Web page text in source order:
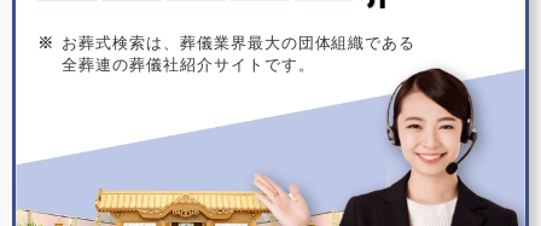
※
お葬式検索は、葬儀業界最大の団体組織である
全葬連の葬儀社紹介サイトです。